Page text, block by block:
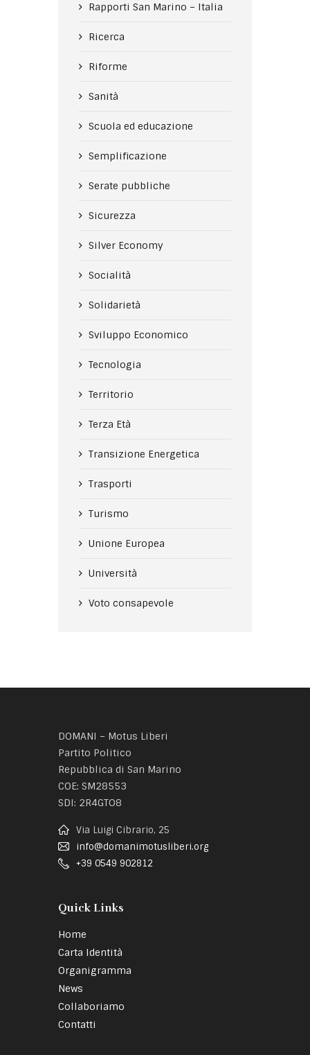
Rapporti San Marino – Italia
Ricerca
Riforme
Sanità
Scuola ed educazione
Semplificazione
Serate pubbliche
Sicurezza
Silver Economy
Socialità
Solidarietà
Sviluppo Economico
Tecnologia
Territorio
Terza Età
Transizione Energetica
Trasporti
Turismo
Unione Europea
Università
Voto consapevole
DOMANI – Motus Liberi
Partito Politico
Repubblica di San Marino
COE: SM28553
SDI: 2R4GTO8
Via Luigi Cibrario, 25
info@domanimotusliberi.org
+39 0549 902812
Quick Links
Home
Carta Identità
Organigramma
News
Collaboriamo
Contatti